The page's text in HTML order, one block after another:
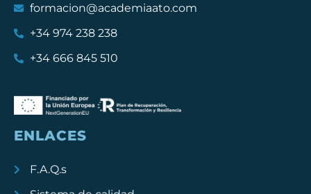
formacion@academiaato.com
+34 974 238 238
+34 666 845 510
ENLACES
F.A.Q.s